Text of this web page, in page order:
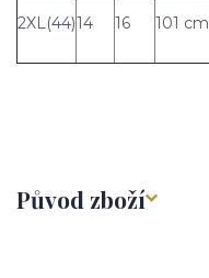
2XL(44)14 16 101 cm
Původ zboží